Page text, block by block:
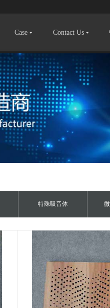
Case Contact Us
特殊吸音体